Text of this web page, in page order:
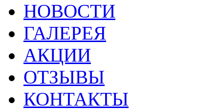
НОВОСТИ
ГАЛЕРЕЯ
АКЦИИ
ОТЗЫВЫ
КОНТАКТЫ